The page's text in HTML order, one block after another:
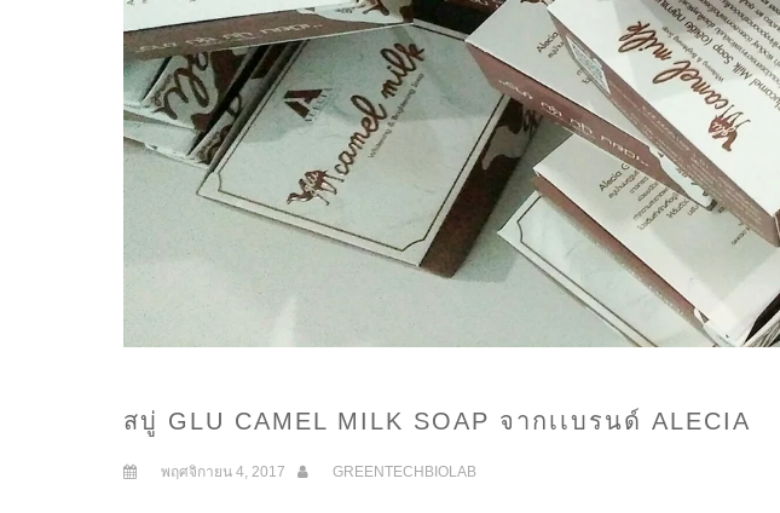
สบู่ GLU CAMEL MILK SOAP จากเเบรนด์​ ALECIA
พฤศจิกายน 4, 2017 GREENTECHBIOLAB